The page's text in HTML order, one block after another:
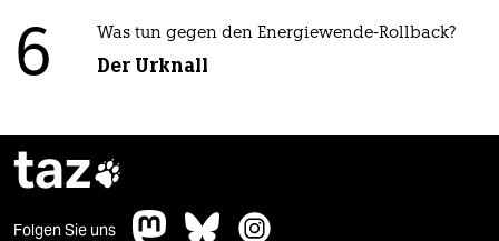
6 Was tun gegen den Energiewende-Rollback?
Der Urknall
taz
Folgen Sie uns